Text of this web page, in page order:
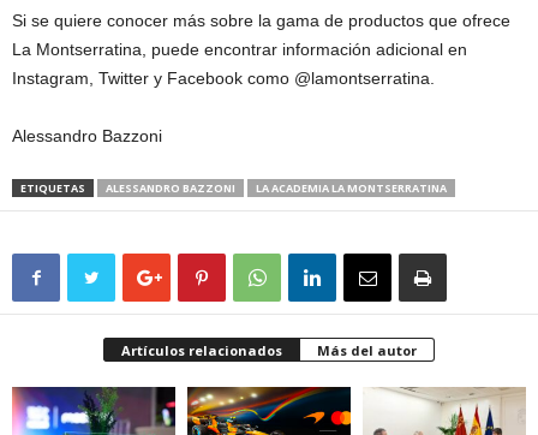
Si se quiere conocer más sobre la gama de productos que ofrece
La Montserratina, puede encontrar información adicional en
Instagram, Twitter y Facebook como @lamontserratina.
Alessandro Bazzoni
ETIQUETAS ALESSANDRO BAZZONI LA ACADEMIA LA MONTSERRATINA
Artículos relacionados Más del autor